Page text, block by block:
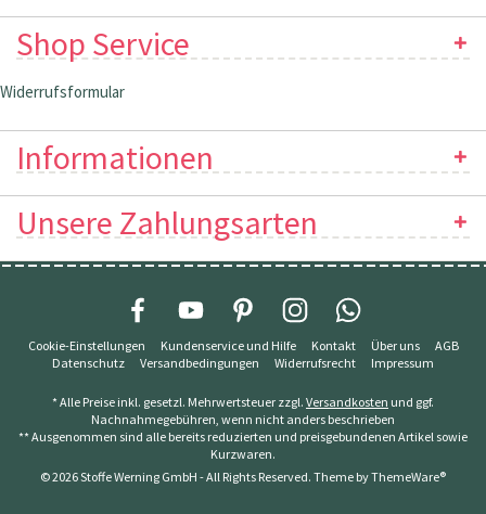
Shop Service
Widerrufsformular
Informationen
Unsere Zahlungsarten
Cookie-Einstellungen Kundenservice und Hilfe Kontakt Über uns
AGB
Datenschutz
Versandbedingungen Widerrufsrecht Impressum
* Alle Preise inkl. gesetzl. Mehrwertsteuer zzgl. Versandkosten und ggf.
Nachnahmegebühren, wenn nicht anders beschrieben
** Ausgenommen sind alle bereits reduzierten und preisgebundenen Artikel sowie
Kurzwaren.
© 2026 Stoffe Werning GmbH - All Rights Reserved. Theme byThemeWare®